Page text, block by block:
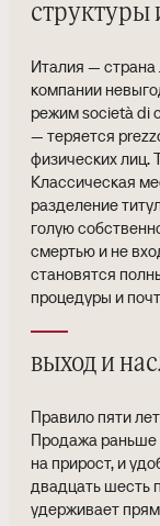
структуры
Италия — страна
компании
режим società di
— теряется
физических лиц.
Классическая
разделение
голую
смертью и не
становятся
процедуры и
выход и
Правило пяти
Продажа раньше
на прирост, и
двадцать шесть
удерживает